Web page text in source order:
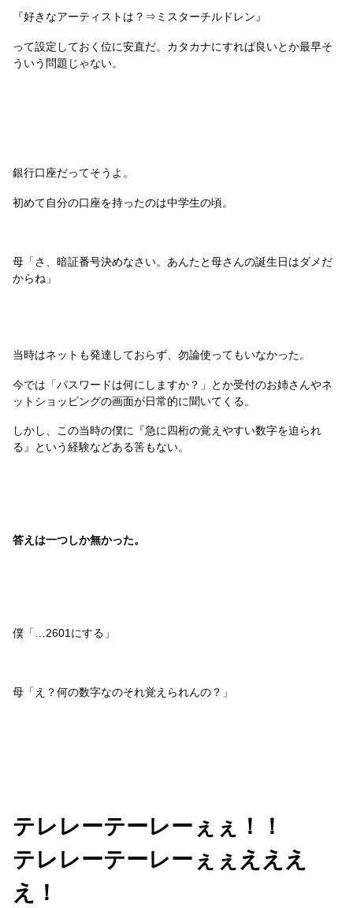
『好きなアーティストは？⇒ミスターチルドレン』
って設定しておく位に安直だ。カタカナにすれば良いとか最早そ
ういう問題じゃない。
銀行口座だってそうよ。
初めて自分の口座を持ったのは中学生の頃。
母「さ、暗証番号決めなさい。あんたと母さんの誕生日はダメだ
からね」
当時はネットも発達しておらず、勿論使ってもいなかった。
今では「パスワードは何にしますか？」とか受付のお姉さんやネ
ットショッピングの画面が日常的に聞いてくる。
しかし、この当時の僕に『急に四桁の覚えやすい数字を迫られ
る』という経験などある筈もない。
答えは一つしか無かった。
僕「…2601にする」
母「え？何の数字なのそれ覚えられんの？」
テレレーテーレーぇぇ！！
テレレーテーレーぇぇえええ
え！